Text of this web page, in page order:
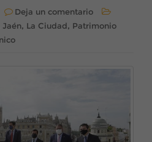
Deja un comentario
Jaén, La Ciudad, Patrimonio